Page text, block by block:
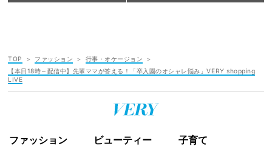
TOP ファッション
行事・オケージョン
【本日18時～配信中】先輩ママが答える！「卒入園のオシャレ悩み」VERY shopping
LIVE
ファッション ビューティー 子育て